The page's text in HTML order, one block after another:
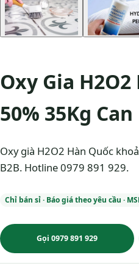
Oxy Gia
50% 35Kg Can
Oxy già H2O2 Hàn Quốc
B2B. Hotline 0979 891 929.
Chỉ bán sỉ · Báo giá theo yêu cầu ·
Gọi 0979 891 929